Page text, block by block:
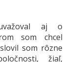
aj o
som chcel
som rôzne
žiaľ,